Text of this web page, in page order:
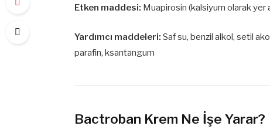
Etken maddesi: Muapirosin (kalsiyum olarak yer
Yardımcı maddeleri:Saf su, benzil alkol, setil
parafin, ksantangum
Bactroban Krem Ne İşe Yarar?